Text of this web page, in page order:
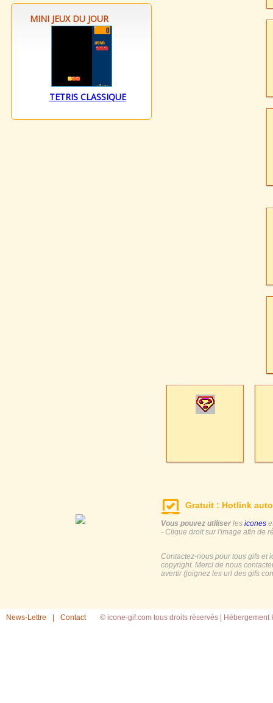
MINI JEUX DU JOUR
TETRIS CLASSIQUE
Gratuit : Hotlink
Vous pouvez utiliser les icones
- Clique droit sur l'image afin de
Contactez-nous pour tous gifs et
copyright. Merci de nous
avertir (joignez les url des gifs
News-Lettre Contact © icone-gif.com tous droits réservés | Hébergement